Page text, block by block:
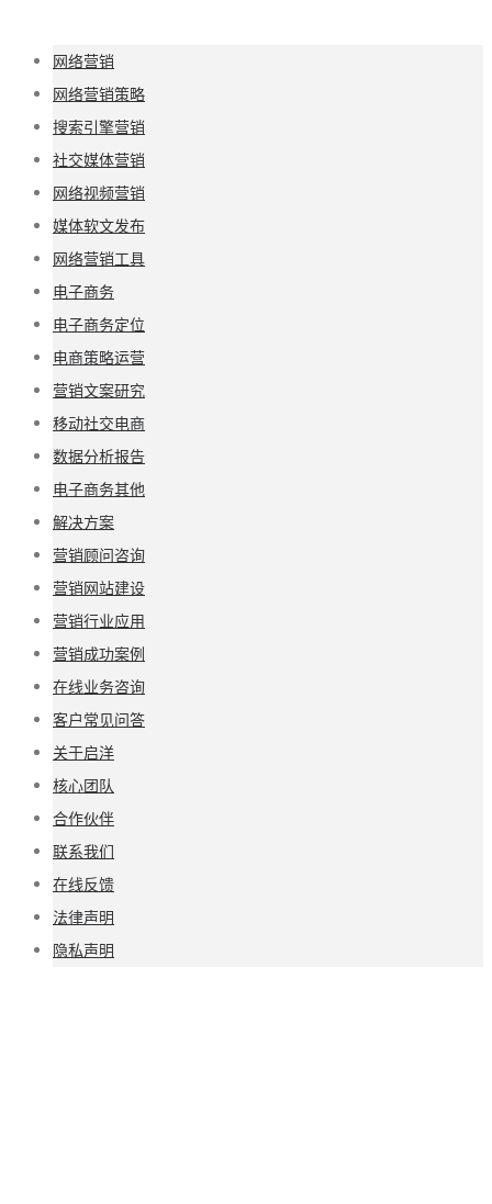
网络营销
网络营销策略
搜索引擎营销
社交媒体营销
网络视频营销
媒体软文发布
网络营销工具
电子商务
电子商务定位
电商策略运营
营销文案研究
移动社交电商
数据分析报告
电子商务其他
解决方案
营销顾问咨询
营销网站建设
营销行业应用
营销成功案例
在线业务咨询
客户常见问答
关于启洋
核心团队
合作伙伴
联系我们
在线反馈
法律声明
隐私声明